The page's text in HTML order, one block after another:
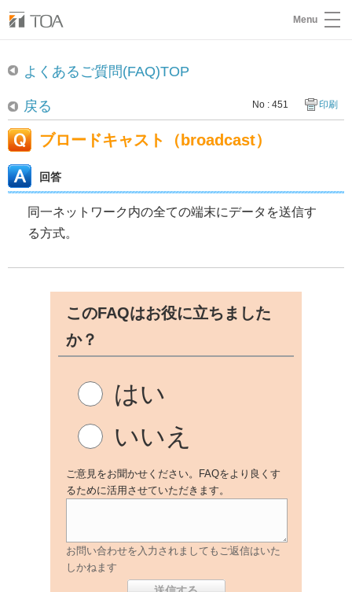
Menu
よくあるご質問(FAQ)TOP
戻る No : 451 印刷
ブロードキャスト（broadcast）
回答
同一ネットワーク内の全ての端末にデータを送信す
る方式。
このFAQはお役に立ちました
か？
はい
いいえ
ご意見をお聞かせください。FAQをより良くす
るために活用させていただきます。
お問い合わせを入力されましてもご返信はいた
しかねます